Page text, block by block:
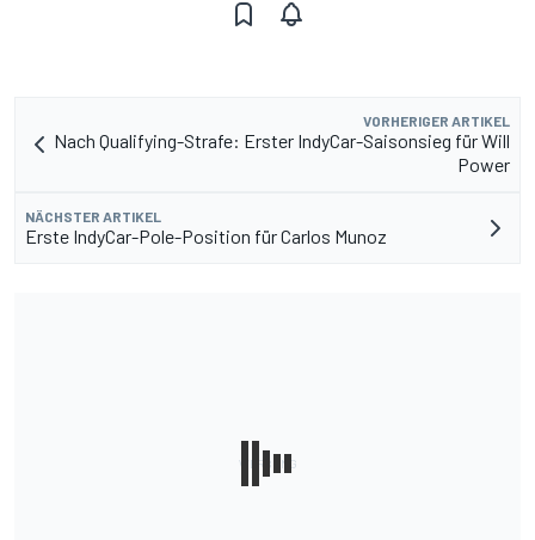
VORHERIGER ARTIKEL
Nach Qualifying-Strafe: Erster IndyCar-Saisonsieg für Will
Power
NÄCHSTER ARTIKEL
Erste IndyCar-Pole-Position für Carlos Munoz